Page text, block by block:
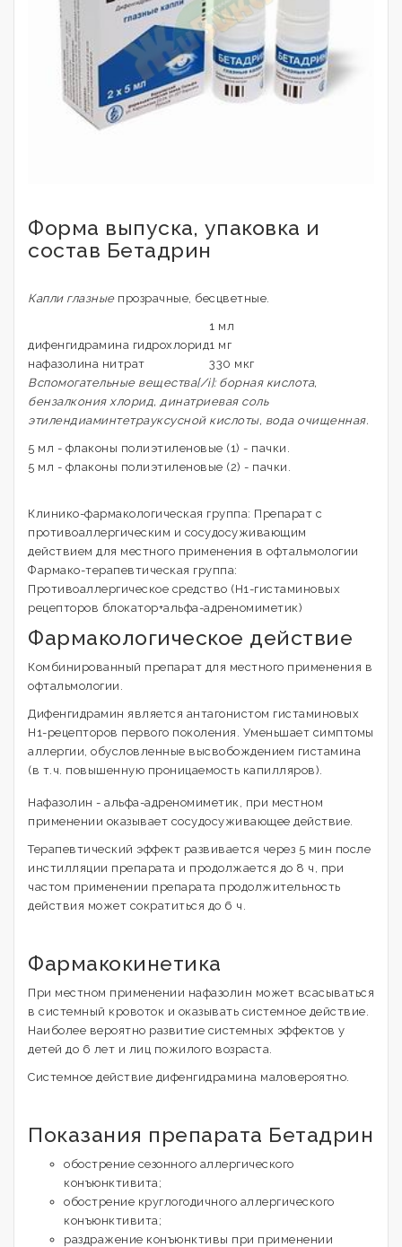
Форма выпуска, упаковка и
состав Бетадрин
Капли глазныепрозрачные, бесцветные.
1 мл
дифенгидрамина гидрохлорид1 мг
нафазолина нитрат
330 мкг
Вспомогательные вещества[/i]: борная кислота,
бензалкония хлорид, динатриевая соль
этилендиаминтетрауксусной кислоты, вода очищенная.
5 мл - флаконы полиэтиленовые (1) - пачки.
5 мл - флаконы полиэтиленовые (2) - пачки.
Клинико-фармакологическая группа: Препарат с
противоаллергическим и сосудосуживающим
действием для местного применения в офтальмологии
Фармако-терапевтическая группа:
Противоаллергическое средство (H1-гистаминовых
рецепторов блокатор+альфа-адреномиметик)
Фармакологическое действие
Комбинированный препарат для местного применения в
офтальмологии.
Дифенгидрамин является антагонистом гистаминовых
H1-рецепторов первого поколения. Уменьшает симптомы
аллергии, обусловленные высвобождением гистамина
(в т.ч. повышенную проницаемость капилляров).
Нафазолин - альфа-адреномиметик, при местном
применении оказывает сосудосуживающее действие.
Терапевтический эффект развивается через 5 мин после
инстилляции препарата и продолжается до 8 ч, при
частом применении препарата продолжительность
действия может сократиться до 6 ч.
Фармакокинетика
При местном применении нафазолин может всасываться
в системный кровоток и оказывать системное действие.
Наиболее вероятно развитие системных эффектов у
детей до 6 лет и лиц пожилого возраста.
Системное действие дифенгидрамина маловероятно.
Показания препарата Бетадрин
обострение сезонного аллергического
конъюнктивита;
обострение круглогодичного аллергического
конъюнктивита;
раздражение конъюнктивы при применении